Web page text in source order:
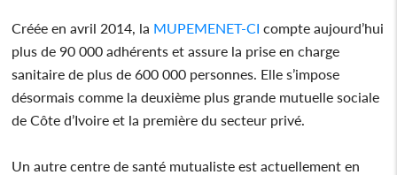
Créée en avril 2014, la MUPEMENET-CI compte aujourd’hui
plus de 90 000 adhérents et assure la prise en charge
sanitaire de plus de 600 000 personnes. Elle s’impose
désormais comme la deuxième plus grande mutuelle sociale
de Côte d’Ivoire et la première du secteur privé.
Un autre centre de santé mutualiste est actuellement en